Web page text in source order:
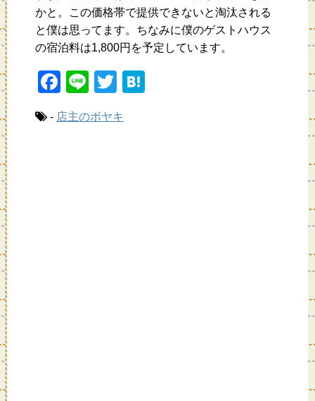
かと。この価格帯で提供できないと淘汰される
と僕は思ってます。ちなみに僕のゲストハウス
の宿泊料は1,800円を予定しています。
F
a
c
Li
e
T
tt
- 店主のボヤキ